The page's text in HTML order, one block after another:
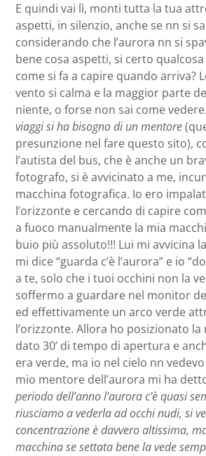
E quindi vai lì, monti tutta la tua
aspetti, in silenzio, anche se nn si
considerando che l’aurora nn si
bene cosa aspetti, si certo
come si fa a capire quando arriva?
vento si calma e la maggior parte
niente, o forse non sai come vedere.
viaggi si ha bisogno di un mentore
presunzione nel fare questo sito),
l’autista del bus, che è anche un
fotografo, si è avvicinato a me,
macchina fotografica. Io ero
l’orizzonte e cercando di capire
a fuoco manualmente la mia
buio più assoluto!!! Lui mi avvicina
mi dice “guarda c’è l’aurora” e io
a te, solo che i tuoi occhini non la
soffermo a guardare nel monitor
ed effettivamente un arco verde
l’orizzonte. Allora ho posizionato la
dato 30’ di tempo di apertura e
era verde, ma io nel cielo nn
mio mentore dell’aurora mi ha
periodo dell’anno l’aurora c’è quasi
riusciamo a vederla ad occhi nudi, si
concentrazione è davvero altissima,
macchina se settata bene la vede